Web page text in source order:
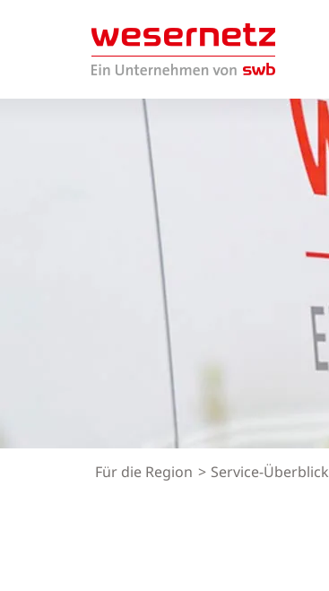
Für die Region Service-Überblick